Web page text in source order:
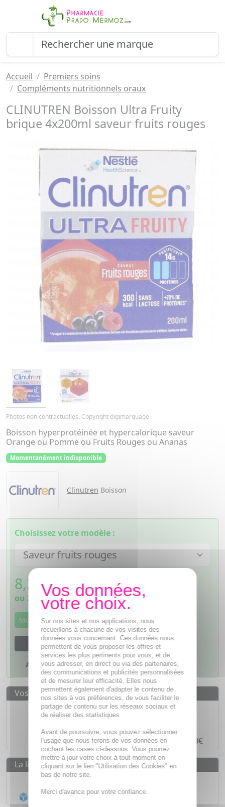
Accueil
Premiers soins
Compléments nutritionnels oraux
CLINUTREN Boisson Ultra Fruity
brique 4x200ml saveur fruits rouges
Photos non contractuelles. Copyright digimarquage
Boisson hyperprotéinée et hypercalorique saveur
Orange ou Pomme ou Fruits Rouges ou Ananas
Momentanément indisponible
Clinutren Boisson
Choisissez votre modèle :
8,39€ TTC
ou 2,10€si 4 fois sans frais
Momentanément indisponible
M'avertir dès que le produit sera disponible
Ajouter à mes favoris
Vos avantages
Des prixIMBATTABLES
Paiement en4 fois sans fraisà partir de 30€
La livraison
Livraison gratuite dès
Acheminement Chronoposten 24h*
Sur nos sites et nos applications, nous
recueillons à chacune de vos visites des
données vous concernant. Ces données nous
permettent de vous proposer les offres et
services les plus pertinents pour vous, et de
vous adresser, en direct ou via des partenaires,
des communications et publicités personnalisées
et de mesurer leur efficacité. Elles nous
permettent également d'adapter le contenu de
nos sites à vos préférences, de vous faciliter le
partage de contenu sur les réseaux sociaux et
de réaliser des statistiques
Avant de poursuivre, vous pouvez sélectionner
l'usage que nous ferons de vos données en
cochant les cases ci-dessous. Vous pourrez
mettre à jour votre choix à tout moment en
cliquant sur le lien "Utilisation des Cookies" en
bas de notre site.
Merci d'avance pour votre confiance.